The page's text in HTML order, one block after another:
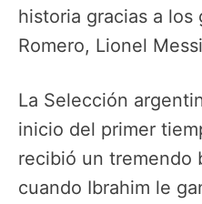
historia gracias a los
Romero, Lionel
La Selección
inicio del primer
recibió un tremendo
cuando Ibrahim le